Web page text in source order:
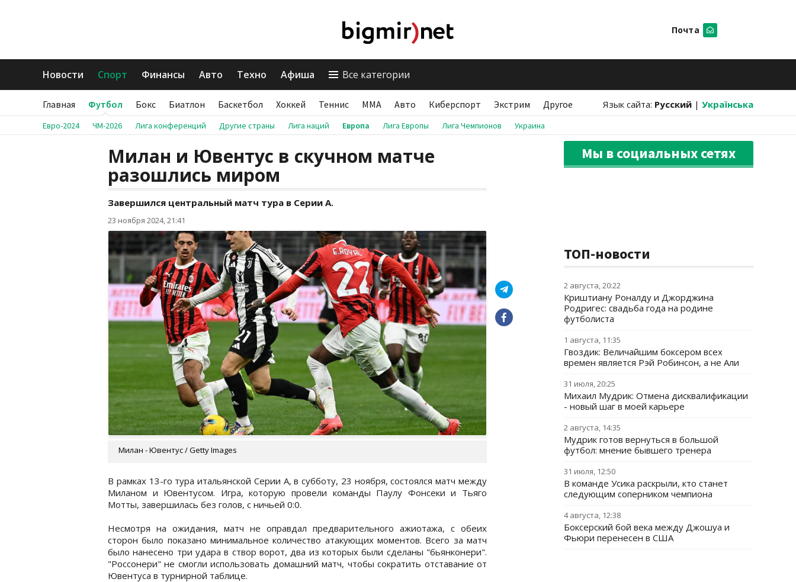
Почта
Новости Спорт Финансы Авто Техно Афиша Все категории
Главная Футбол Бокс Биатлон Баскетбол Хоккей Теннис ММА Авто Киберспорт Экстрим Другое Язык сайта: Русский | Українська
Евро-2024 ЧМ-2026 Лига конференций Другие страны Лига наций Европа Лига Европы Лига Чемпионов Украина
Милан и Ювентус в скучном матче
разошлись миром
Завершился центральный матч тура в Серии А.
23 ноября 2024, 21:41
Милан - Ювентус / Getty Images
В рамках 13-го тура итальянской Серии А, в субботу, 23 ноября, состоялся матч между
Миланом и Ювентусом. Игра, которую провели команды Паулу Фонсеки и Тьяго
Мотты, завершилась без голов, с ничьей 0:0.
Несмотря на ожидания, матч не оправдал предварительного ажиотажа, с обеих
сторон было показано минимальное количество атакующих моментов. Всего за матч
было нанесено три удара в створ ворот, два из которых были сделаны "бьянконери".
"Россонери" не смогли использовать домашний матч, чтобы сократить отставание от
Ювентуса в турнирной таблице.
Мы в социальных сетях
ТОП-новости
2 августа, 20:22
Криштиану Роналду и Джорджина
Родригес: свадьба года на родине
футболиста
1 августа, 11:35
Гвоздик: Величайшим боксером всех
времен является Рэй Робинсон, а не Али
31 июля, 20:25
Михаил Мудрик: Отмена дисквалификации
- новый шаг в моей карьере
2 августа, 14:35
Мудрик готов вернуться в большой
футбол: мнение бывшего тренера
31 июля, 12:50
В команде Усика раскрыли, кто станет
следующим соперником чемпиона
4 августа, 12:38
Боксерский бой века между Джошуа и
Фьюри перенесен в США